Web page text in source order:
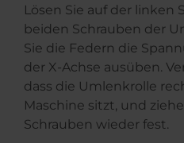
Lösen Sie auf der linken
beiden Schrauben der
Sie die Federn die
der X-Achse ausüben.
dass die Umlenkrolle
Maschine sitzt, und
Schrauben wieder fest.